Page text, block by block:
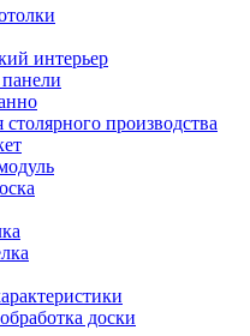
интерьер
производства
доски